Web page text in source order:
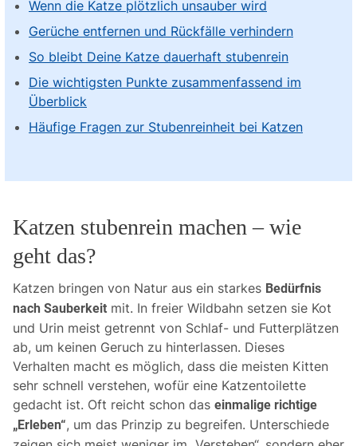
Wenn die Katze plötzlich unsauber wird
Gerüche entfernen und Rückfälle verhindern
So bleibt Deine Katze dauerhaft stubenrein
Die wichtigsten Punkte zusammenfassend im
Überblick
Häufige Fragen zur Stubenreinheit bei Katzen
Katzen stubenrein machen – wie
geht das?
Katzen bringen von Natur aus ein starkes Bedürfnis
nach Sauberkeit mit. In freier Wildbahn setzen sie Kot
und Urin meist getrennt von Schlaf- und Futterplätzen
ab, um keinen Geruch zu hinterlassen. Dieses
Verhalten macht es möglich, dass die meisten Kitten
sehr schnell verstehen, wofür eine Katzentoilette
gedacht ist. Oft reicht schon das einmalige richtige
„Erleben“, um das Prinzip zu begreifen. Unterschiede